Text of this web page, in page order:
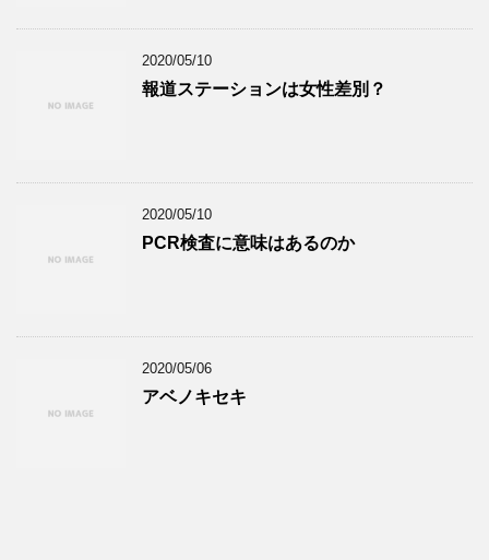
2020/05/10
報道ステーションは女性差別？
2020/05/10
PCR検査に意味はあるのか
2020/05/06
アベノキセキ